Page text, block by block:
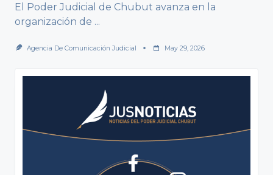
El Poder Judicial de Chubut avanza en la
organización de ...
Agencia De Comunicación Judicial May 29, 2026